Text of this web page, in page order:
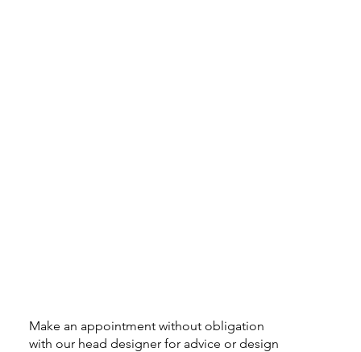
Make an appointment without obligation
with our head designer for advice or design